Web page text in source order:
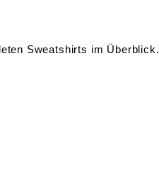
Sweatshirts im Überblick.